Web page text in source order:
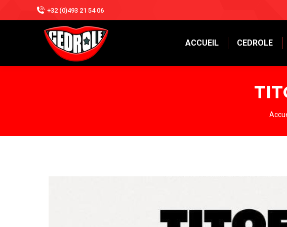
+32 (0)493 21 54 06
ACCUEIL CEDROLE